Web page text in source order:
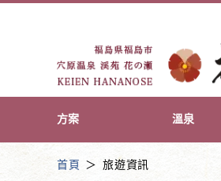
方案 溫泉
首頁 旅遊資訊